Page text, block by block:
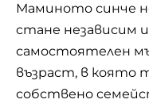
Маминото синче
стане независим
самостоятелен
възраст, в която
собствено